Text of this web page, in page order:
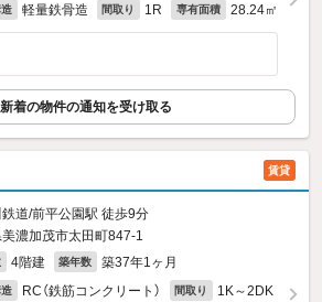
軽量鉄骨造 間取り 1R 専有面積 28.24㎡
新着の物件の通知を受け取る
賃貸
道/前平公園駅 徒歩9分
濃加茂市太田町847‐1
4階建 築年数 築37年1ヶ月
RC（鉄筋コンクリート） 間取り 1K～2DK